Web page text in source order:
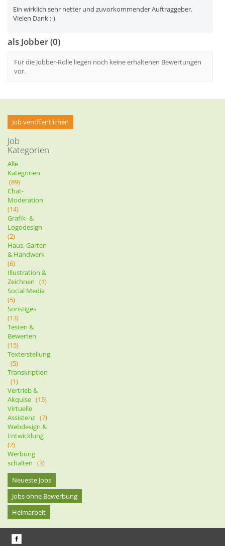
Ein wirklich sehr netter und zuvorkommender Auftraggeber.
Vielen Dank :-)
als Jobber (0)
Für die Jobber-Rolle liegen noch keine erhaltenen Bewertungen
vor.
Job veröffentlichen
Job
Kategorien
Alle
Kategorien
(89)
Chat-
Moderation
(14)
Grafik- &
Logodesign
(2)
Haus, Garten
& Handwerk
(6)
Illustration &
Zeichnen (1)
Social Media
(5)
Sonstiges
(13)
Testen &
Bewerten
(15)
Texterstellung
(5)
Transkription
(1)
Vertrieb &
Akquise (15)
Virtuelle
Assistenz (7)
Webdesign &
Entwicklung
(2)
Werbung
schalten (3)
Neueste Jobs
Jobs ohne Bewerbung
Heimarbeit